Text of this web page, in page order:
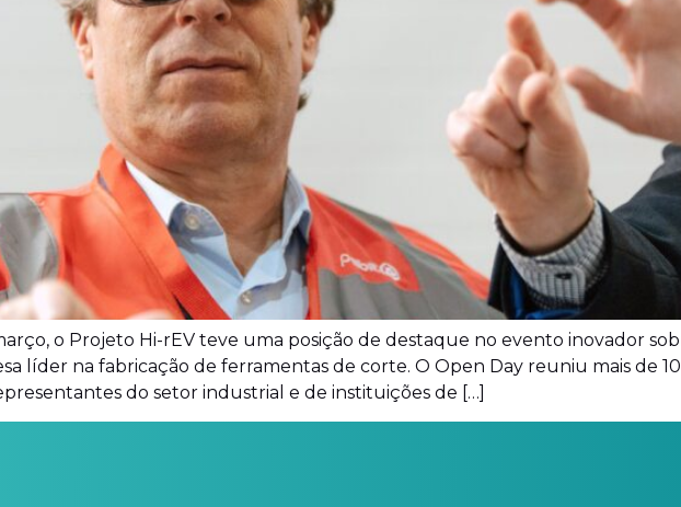
o Projeto Hi-rEV teve uma posição de destaque no evento inovador
líder na fabricação de ferramentas de corte. O Open Day reuniu mais de
do setor industrial e de instituições de […]